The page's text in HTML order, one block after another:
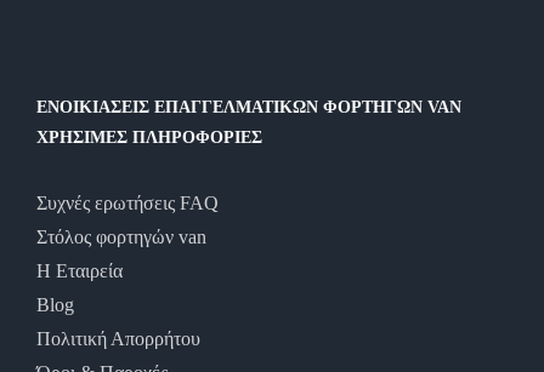
ΕΝΟΙΚΙΑΣΕΙΣ ΕΠΑΓΓΕΛΜΑΤΙΚΩΝ ΦΟΡΤΗΓΩΝ VAN
ΧΡΗΣΙΜΕΣ ΠΛΗΡΟΦΟΡΙΕΣ
Συχνές ερωτήσεις FAQ
Στόλος φορτηγών van
Η Εταιρεία
Blog
Πολιτική Απορρήτου